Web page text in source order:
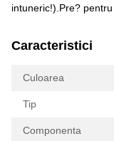
intuneric!).Pre?
Caracteristici
Culoarea
Tip
Componenta